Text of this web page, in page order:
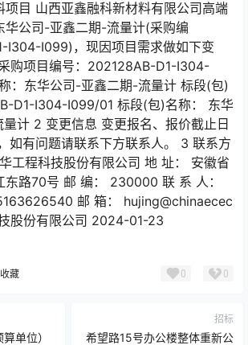
项目 山西亚鑫融科新材料有限公司高端
华公司-亚鑫二期-流量计(采购编
I304-I099)，现因项目需求做如下变
购项目编号：202128AB-D1-I304-
：东华公司-亚鑫二期-流量计 标段(包)
D1-I304-I099/01 标段(包)名称： 东华
计 2 变更信息 变更报名、报价截止日
如有问题请联系下方联系人。 3 联系方
工程科技股份有限公司 地 址： 安徽省
东路70号 邮 编： 230000 联 系 人：
邮 箱： hujing@chinaecec
股份有限公司 2024-01-23
收藏 0 0
单位）
招标
希望路15号办公楼整体重新公